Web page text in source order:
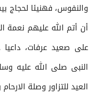
والنفوس، فهنيئا لحجاج
أن أتم الله عليهم نعمة
على صعيد عرفات،
النبى صلى الله عليه
العيد للتزاور وصلة